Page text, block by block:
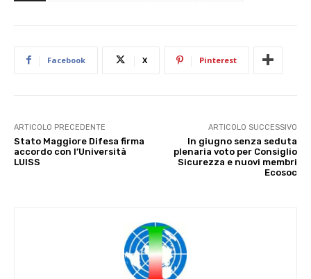
Facebook X Pinterest
ARTICOLO PRECEDENTE
Stato Maggiore Difesa firma
accordo con l’Università
LUISS
ARTICOLO SUCCESSIVO
In giugno senza seduta
plenaria voto per Consiglio
Sicurezza e nuovi membri
Ecosoc